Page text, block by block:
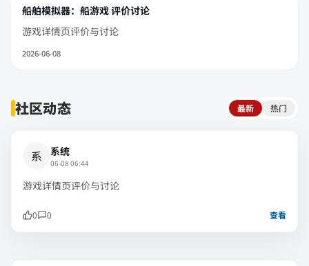
船舶模拟器：船游戏 评价讨论
游戏详情页评价与讨论
2026-06-08
社区动态 最新 热门
系 系统
06-08 06:44
游戏详情页评价与讨论
0 0 查看